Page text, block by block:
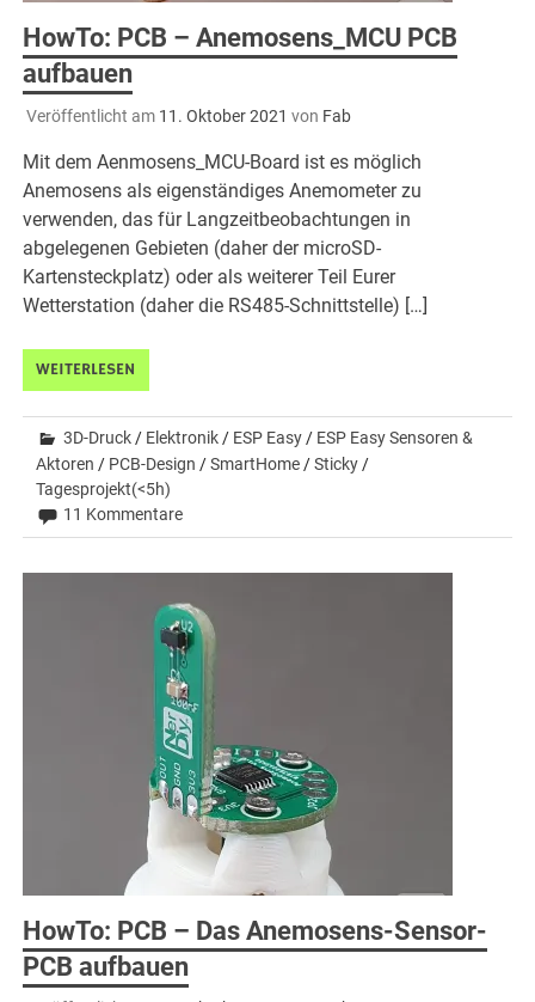
HowTo: PCB – Anemosens_MCU PCB
aufbauen
Veröffentlicht am 11. Oktober 2021 von Fab
Mit dem Aenmosens_MCU-Board ist es möglich
Anemosens als eigenständiges Anemometer zu
verwenden, das für Langzeitbeobachtungen in
abgelegenen Gebieten (daher der microSD-
Kartensteckplatz) oder als weiterer Teil Eurer
Wetterstation (daher die RS485-Schnittstelle) […]
WEITERLESEN
3D-Druck / Elektronik / ESP Easy / ESP Easy Sensoren &
Aktoren / PCB-Design /SmartHome /Sticky /
Tagesprojekt(<5h)
11 Kommentare
HowTo: PCB – Das Anemosens-Sensor-
PCB aufbauen